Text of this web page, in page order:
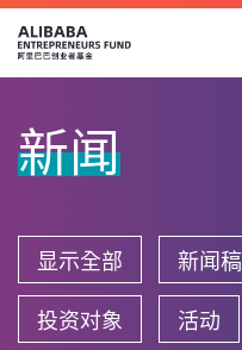
新闻
显示全部 新闻稿
投资对象 活动